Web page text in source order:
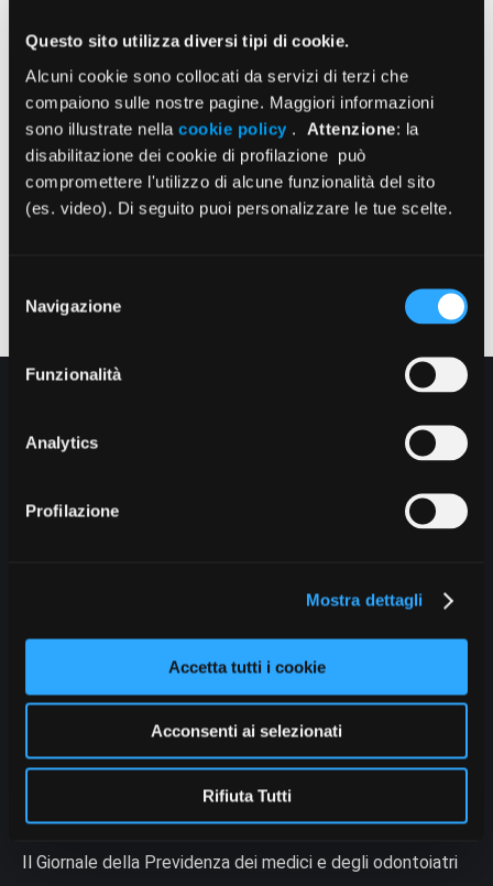
Questo sito utilizza diversi tipi di cookie.
Alcuni cookie sono collocati da servizi di terzi che
compaiono sulle nostre pagine. Maggiori informazioni
sono illustrate nella cookie policy . Attenzione: la
disabilitazione dei cookie di profilazione può
compromettere l'utilizzo di alcune funzionalità del sito
(es. video). Di seguito puoi personalizzare le tue scelte.
delNavigazione
Funzionalità
Analytics
Profilazione
Mostra dettagli
Accetta tutti i cookie
Acconsenti ai selezionati
Rifiuta Tutti
contiene un riepilogo di tutte le misure di sostegno
attivate per sostenere i…
Chi siamo
Privacy
Dichiarazione Cookie
Appuntamenti Enpam
Il Giornale della Previdenza dei medici e degli odontoiatri